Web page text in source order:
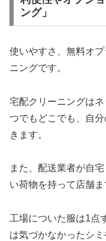
ング」
使いやすさ、無料オ
ニングです。
宅配クリーニングは
つでもどこでも、自
きます。
また、配送業者が自
い荷物を持って店舗ま
工場についた服は1点
は気づかなかったシ